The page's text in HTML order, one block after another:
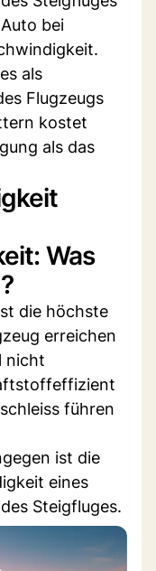
bei
als
Flugzeugs
kostet
als das
Was
die höchste
erreichen
nicht
führen
ist die
eines
Steigfluges.